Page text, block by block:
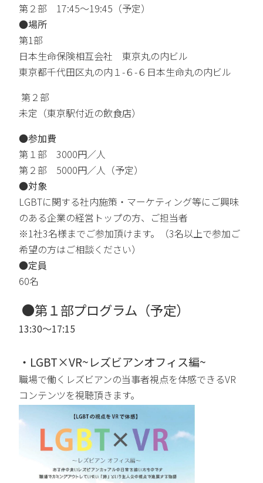
第２部 17:45～19:45（予定）
●場所
第1部
日本生命保険相互会社 東京丸の内ビル
東京都千代田区丸の内１-６-６ 日本生命丸の内ビル
第２部
未定（東京駅付近の飲食店）
●参加費
第１部 3000円／人
第２部 5000円／人（予定）
●対象
LGBTに関する社内施策・マーケティング等にご興味
のある企業の経営トップの方、ご担当者
※1社3名様までご参加頂けます。（3名以上で参加ご
希望の方はご相談ください）
●定員
60名
●第１部プログラム（予定）
13:30～17:15
・LGBT×VR~レズビアンオフィス編~
職場で働くレズビアンの当事者視点を体感できるVR
コンテンツを視聴頂きます。